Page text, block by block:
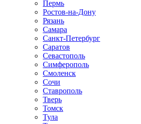
Пермь
Ростов-на-Дону
Рязань
Самара
Санкт-Петербург
Саратов
Севастополь
Симферополь
Смоленск
Сочи
Ставрополь
Тверь
Томск
Тула